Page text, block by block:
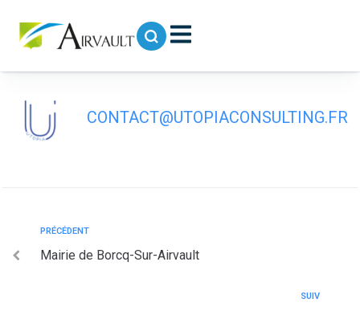
CCAVT
CONTACT@UTOPIACONSULTING.FR
PRÉCÉDENT
Mairie de Borcq-Sur-Airvault
SUIV